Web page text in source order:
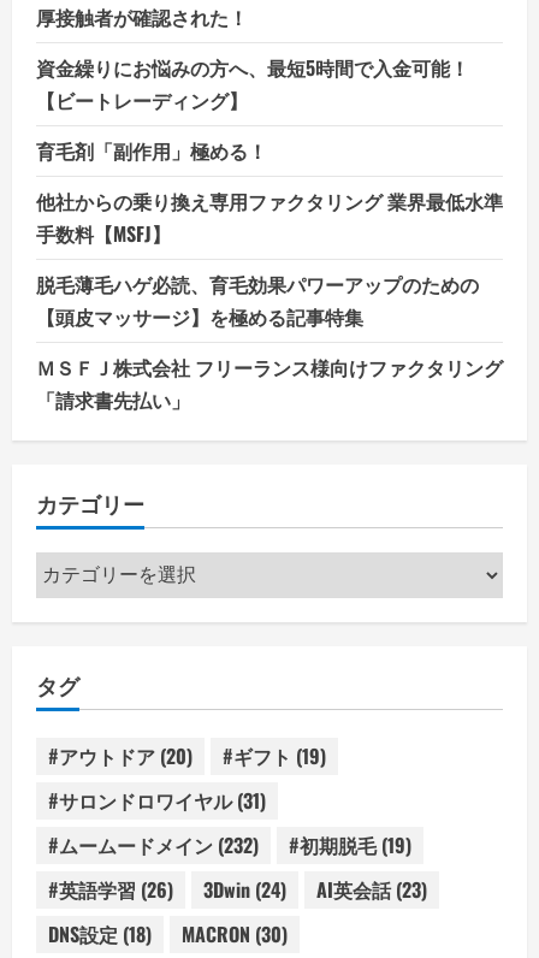
厚接触者が確認された！
資金繰りにお悩みの方へ、最短5時間で入金可能！
【ビートレーディング】
育毛剤「副作用」極める！
他社からの乗り換え専用ファクタリング 業界最低水準
手数料【MSFJ】
脱毛薄毛ハゲ必読、育毛効果パワーアップのための
【頭皮マッサージ】を極める記事特集
ＭＳＦＪ株式会社 フリーランス様向けファクタリング
「請求書先払い」
カテゴリー
カ
テ
ー
タグ
#アウトドア (20) #ギフト (19)
#サロンドロワイヤル(31)
#ムームードメイン (232) #初期脱毛(19)
#英語学習 (26) 3Dwin (24) AI英会話(23)
DNS設定 (18) MACRON (30)